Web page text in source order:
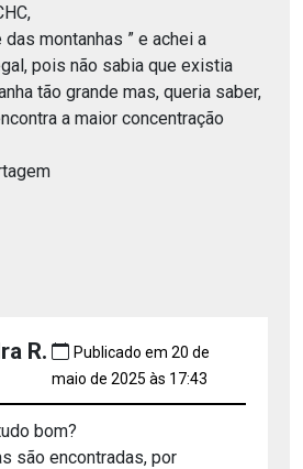
das montanhas ” e achei a
pois não sabia que existia
tão grande mas, queria saber,
a maior concentração
R.
Publicado em 20 de
maio de 2025 às 17:43
bom?
são encontradas, por